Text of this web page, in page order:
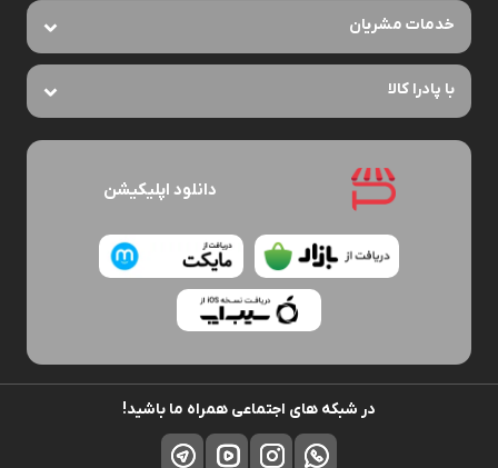
خدمات مشریان
با پادرا کالا
دانلود اپلیکیشن
در شبکه های اجتماعی همراه ما باشید!